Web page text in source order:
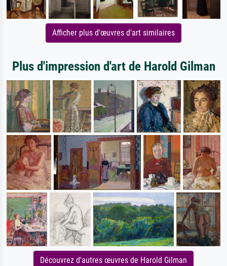
Afficher plus d'œuvres d'art similaires
Plus d'impression d'art de Harold Gilman
Découvrez d'autres œuvres de Harold Gilman